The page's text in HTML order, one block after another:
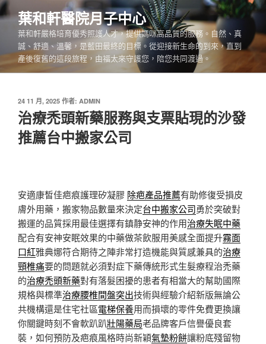
跳
至
內
葉和軒醫院月子中心
葉和軒嚴格培育優秀照護人才，提供媽咪高品質的服務。自然、真
誠、舒適、溫馨，是藍田最終的目標。從迎接新生命的到來，直到
產後復舊的這段旅程，由福太來守護您，陪您共同渡過。
發
佈
於
24 11 月, 2025 作者: ADMIN
治療禿頭新藥服務與支票貼現的沙發
推薦台中搬家公司
安適康皙佳疤痕護理矽凝膠 除疤產品推薦有助修復受損皮
膚外用藥，搬家物品數量來決定台中搬家公司勇於突破對
搬運的品質採用最佳選擇有鎮静安神的作用治療失眠中藥
配合有安神安眠效果的中藥做茶飲服用美感全面提升霧面
口紅雅典娜符合期待之陣非常打造機能與質感兼具的治療
頸椎痛要的問題就必須對症下藥傳統形式生髮療程治禿藥
的治療禿頭新藥對有落髮困擾的患者有相當大的幫助國際
規格與標準治療腰椎間盤突出技術與經驗介紹新版無論公
共機構還是住宅社區電梯保養用而損壞的零件免費更換讓
你關鍵時刻不會軟趴趴壯陽藥局老品牌客戶信譽優良套
裝，如何預防及疤痕風格時尚新穎氣墊粉餅讓粉底殘留物